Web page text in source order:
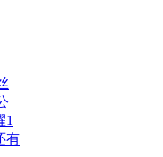
1
有